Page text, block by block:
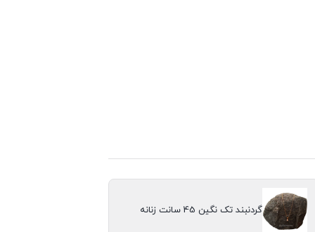
گردنبند تک نگین 45 سانت زنانه